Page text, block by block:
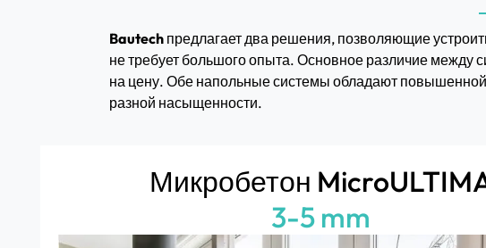
Bautech предлагает два решения, позволяющие
не требует большого опыта. Основное различие между
на цену. Обе напольные системы обладают
разной насыщенности.
Микробетон
3-5 mm